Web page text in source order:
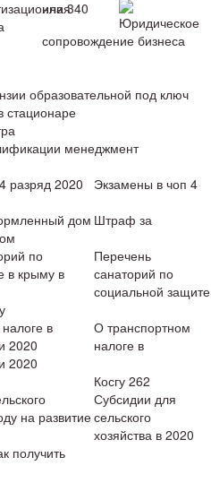
Юридическое
сопровождение бизнеса
образовательной под ключ
стационаре
менеджмент
Экзамены в чоп 4
Штраф за
Перечень
санаторий по
социальной защите
О транспортном
налоге в
2020
Косгу 262
Субсидии для
сельского
хозяйства в 2020
получить